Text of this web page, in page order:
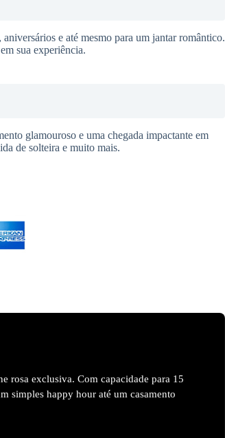
e até mesmo para um jantar romântico.
sua experiência.
glamouroso e uma chegada impactante em
de solteira e muito mais.
rosa exclusiva. Com capacidade para 15
simples happy hour até um casamento